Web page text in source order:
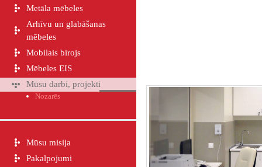
Metāla mēbeles
Arhīvu un glabāšanas
mēbeles
Mobilais birojs
Mēbeles EIS
Mūsu darbi, projekti
Nozarēs
Mūsu misija
Pakalpojumi